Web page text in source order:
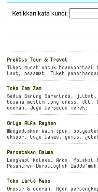
Ketikkan kata kunci:
Praktis Tour & Travel
Tiket murah untuk
laut, pesawat. Tiket
Toko Zam Zam
Sedia Sarung Samarinda,
busana muslim long dress, dll.
eceran. Juga tersedia merek:
Griya Alfa Reyhan
Menyediakan kain spun,
ekspor, baju takwa, gamis,
Percetakan Dalwa
Lengkapi koleksi Anda.
Pesantren Darullughah Wadda'wah.
Toko Laris Kaos
Grosir & eceran. Agen